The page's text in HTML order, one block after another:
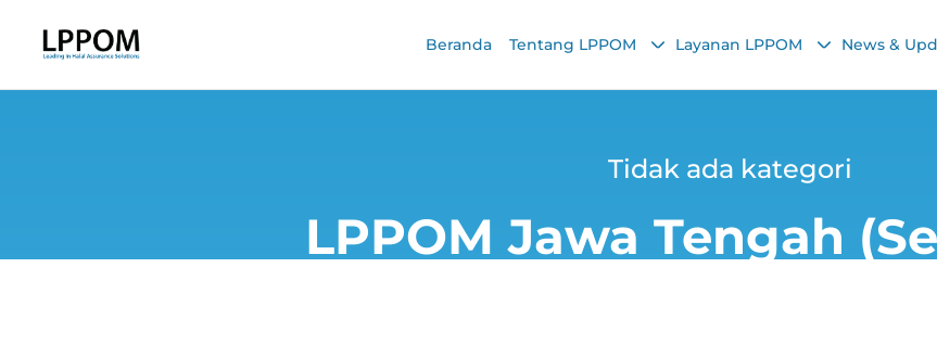
Beranda Tentang LPPOM Layanan LPPOM News &
Tidak ada kategori
LPPOM Jawa Tengah